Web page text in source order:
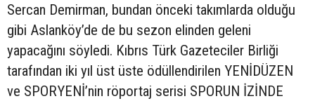
Sercan Demirman, bundan önceki takımlarda olduğu
gibi Aslanköy’de de bu sezon elinden geleni
yapacağını söyledi. Kıbrıs Türk Gazeteciler Birliği
tarafından iki yıl üst üste ödüllendirilen YENİDÜZEN
ve SPORYENİ’nin röportaj serisi SPORUN İZİNDE